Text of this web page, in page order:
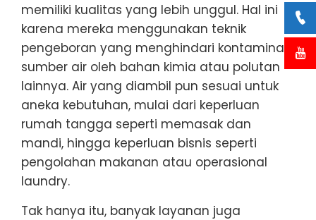
memiliki kualitas yang lebih unggul. Hal ini
karena mereka menggunakan teknik
pengeboran yang menghindari kontaminasi
sumber air oleh bahan kimia atau polutan
lainnya. Air yang diambil pun sesuai untuk
aneka kebutuhan, mulai dari keperluan
rumah tangga seperti memasak dan
mandi, hingga keperluan bisnis seperti
pengolahan makanan atau operasional
laundry.
Tak hanya itu, banyak layanan juga